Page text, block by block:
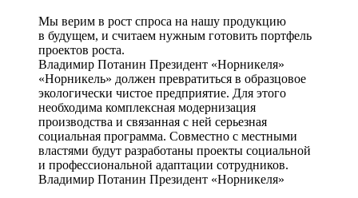
Мы верим в рост спроса на нашу продукцию
в будущем, и считаем нужным готовить портфель
проектов роста.
Владимир Потанин Президент «Норникеля»
«Норникель» должен превратиться в образцовое
экологически чистое предприятие. Для этого
необходима комплексная модернизация
производства и связанная с ней серьезная
социальная программа. Совместно с местными
властями будут разработаны проекты социальной
и профессиональной адаптации сотрудников.
Владимир Потанин Президент «Норникеля»